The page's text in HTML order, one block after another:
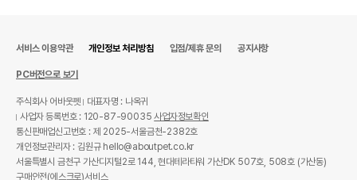
서비스 이용약관 개인정보 처리방침 입점/제휴 문의 공지사항
PC버전으로 보기
주식회사 어바웃펫
대표자명 : 나옥귀
사업자 등록번호 : 120-87-90035사업자정보확인
통신판매업신고번호 : 제 2025-서울금천-2382호
개인정보관리자 : 김원규 hello@aboutpet.co.kr
서울특별시 금천구 가산디지털2로 144, 현대테라타워 가산DK 507호, 508호 (가산동)
구매안전(에스크로)서비스